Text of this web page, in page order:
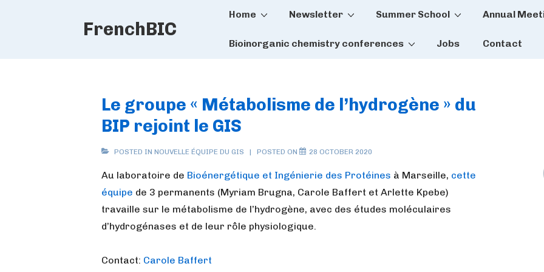
FrenchBIC
Main
Home Newsletter Summer School Annual
Bioinorganic chemistry conferences Jobs Contact
Le groupe « Métabolisme de l’hydrogène » du
BIP rejoint le GIS
POSTED IN NOUVELLE ÉQUIPE DU GIS POSTED ON 28 OCTOBER 2020
Au laboratoire de Bioénergétique et Ingénierie des Protéines à Marseille, cette
équipe de 3 permanents (Myriam Brugna, Carole Baffert et Arlette Kpebe)
travaille sur le métabolisme de l’hydrogène, avec des études moléculaires
d’hydrogénases et de leur rôle physiologique.
Contact: Carole Baffert